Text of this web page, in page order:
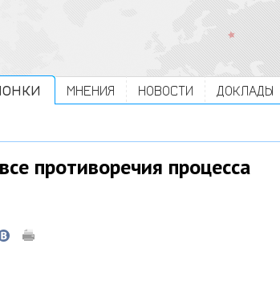
МНЕНИЯ НОВОСТИ ДОКЛАДЫ
противоречия процесса